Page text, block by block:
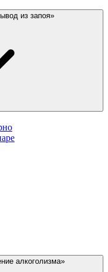
из запоя»
алкоголизма»